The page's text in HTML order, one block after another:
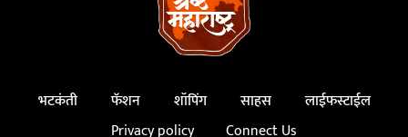
भटकंती फॅशन शॉपिंग साहस
लाईफस्टाईल
Privacy policy
Connect Us